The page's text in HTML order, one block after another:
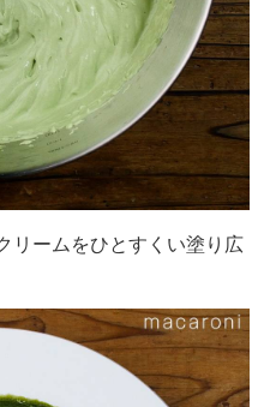
リームをひとすくい塗り広